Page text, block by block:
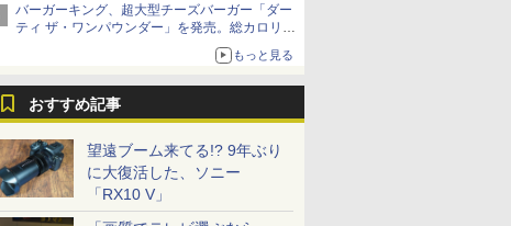
バーガーキング、超大型チーズバーガー「ダー
ティ ザ・ワンパウンダー」を発売。総カロリー
もっと見る
おすすめ記事
望遠ブーム来てる!? 9年ぶり
に大復活した、ソニー
「RX10 V」